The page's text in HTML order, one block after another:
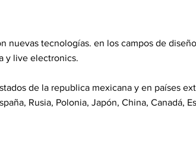
nuevas tecnologías. en los campos de
y live electronics.
de la republica mexicana y en países
Rusia, Polonia, Japón, China, Canadá,